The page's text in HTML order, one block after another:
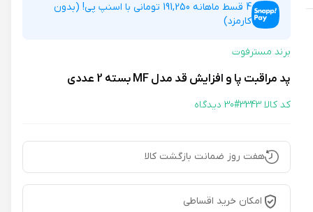
4 قسط ماهانه 191,250 تومانی با اسنپ پی! (بدون
کارمزد)
برند مسترفوت
پد مراقبت پا و افزایش قد مدل MF بسته 2 عددی
کد کالا 3343# 30 دیدگاه
هفت روز ضمانت بازگشت کالا
امکان خرید اقساطی